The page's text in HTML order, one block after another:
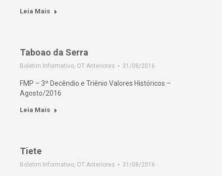
Leia Mais
Taboao da Serra
Boletim Informativo, OT Anteriores 31/08/2016
FMP – 3º Decêndio e Triênio Valores Históricos –
Agosto/2016
Leia Mais
Tiete
Boletim Informativo, OT Anteriores 31/08/2016